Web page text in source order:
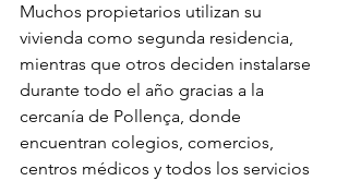
Muchos propietarios utilizan su
vivienda como segunda residencia,
mientras que otros deciden instalarse
durante todo el año gracias a la
cercanía de Pollença, donde
encuentran colegios, comercios,
centros médicos y todos los servicios